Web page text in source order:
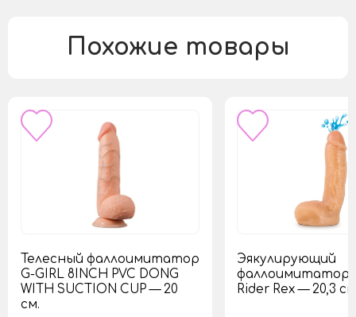
Похожие товары
Телесный фаллоимитатор
G-GIRL 8INCH PVC DONG
WITH SUCTION CUP — 20
см.
Эякулирующий
фаллоимитатор
Rider Rex — 20,3